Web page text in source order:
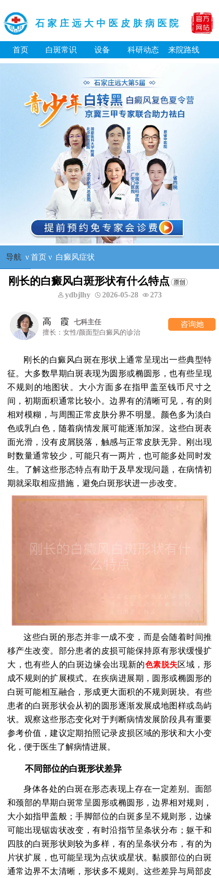
石家庄远大中医皮肤病医院
首页 白斑常识 设备 科研动态 来院路线
导航 ν 首页ν 白癜风症状
刚长的白癜风白斑形状有什么特点
ydbjlhy 2026-05-28 273
高 霞
七科主任
擅长：女性/颜面型白癜风的诊治
咨询她
刚长的白癜风白斑在形状上通常呈现出一些典型特
征。大多数早期白斑表现为圆形或椭圆形，也有些呈现
不规则的地图状。大小方面多在指甲盖至钱币尺寸之
间，初期面积通常比较小。边界有的清晰可见，有的则
相对模糊，与周围正常皮肤分界不明显。颜色多为淡白
色或乳白色，随着病情发展可能逐渐加深。这些白斑表
面光滑，没有皮屑脱落，触感与正常皮肤无异。刚出现
时数量通常较少，可能只有一两片，也可能多处同时发
生。了解这些形态特点有助于及早发现问题，在病情初
期就采取相应措施，避免白斑形状进一步改变。
这些白斑的形态并非一成不变，而是会随着时间推
移产生改变。部分患者的皮损可能保持原有形状缓慢扩
大，也有些人的白斑边缘会出现新的色素脱失区域，形
成不规则的扩展模式。在疾病进展期，圆形或椭圆形的
白斑可能相互融合，形成更大面积的不规则斑块。有些
患者的白斑形状会从初的圆形逐渐发展成地图样或岛屿
状。观察这些形态变化对于判断病情发展阶段具有重要
参考价值，建议定期拍照记录皮损区域的形状和大小变
化，便于医生了解病情进展。
不同部位的白斑形状差异
身体各处的白斑在形态表现上存在一定差别。面部
和颈部的早期白斑常呈圆形或椭圆形，边界相对规则，
大小如指甲盖般；手脚部位的白斑多呈不规则形，边缘
可能出现锯齿状改变，有时沿指节呈条状分布；躯干和
四肢的白斑形状则较为多样，有的呈条状分布，有的为
片状扩展，也可能呈现为点状或星状。黏膜部位的白斑
通常边界不太清晰，形状多不规则。这些差异与局部皮